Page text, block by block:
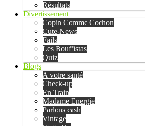
Résultats
Divertissement
Copin Comme Cochon
Cute-News
Fails
Les Bouffistas
Quiz
Blogs
A votre santé
Check-up
En Train
Madame Energie
Parlons cash
Vintage